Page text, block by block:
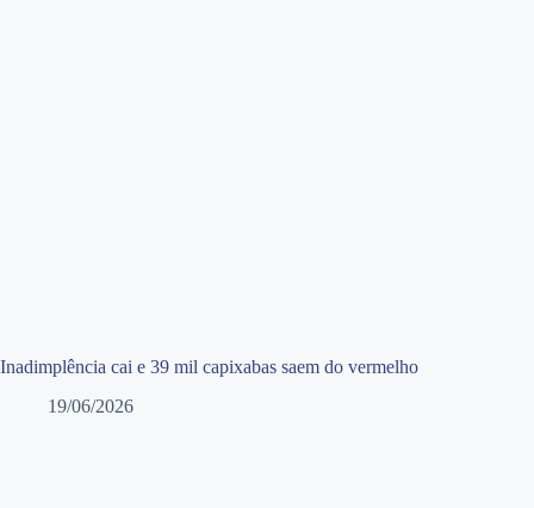
Inadimplência cai e 39 mil capixabas saem do vermelho
19/06/2026